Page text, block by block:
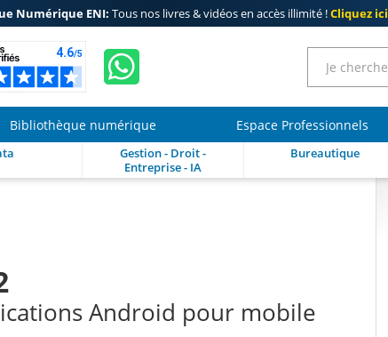
Numérique ENI: Tous nos livres & vidéos en accès illimité !Cliquez ici
Bibliothèque numérique Espace Professionnels
Gestion - Droit -
Entreprise - IA
Bureautique
Android pour mobile